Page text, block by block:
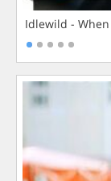
Idlewild - When